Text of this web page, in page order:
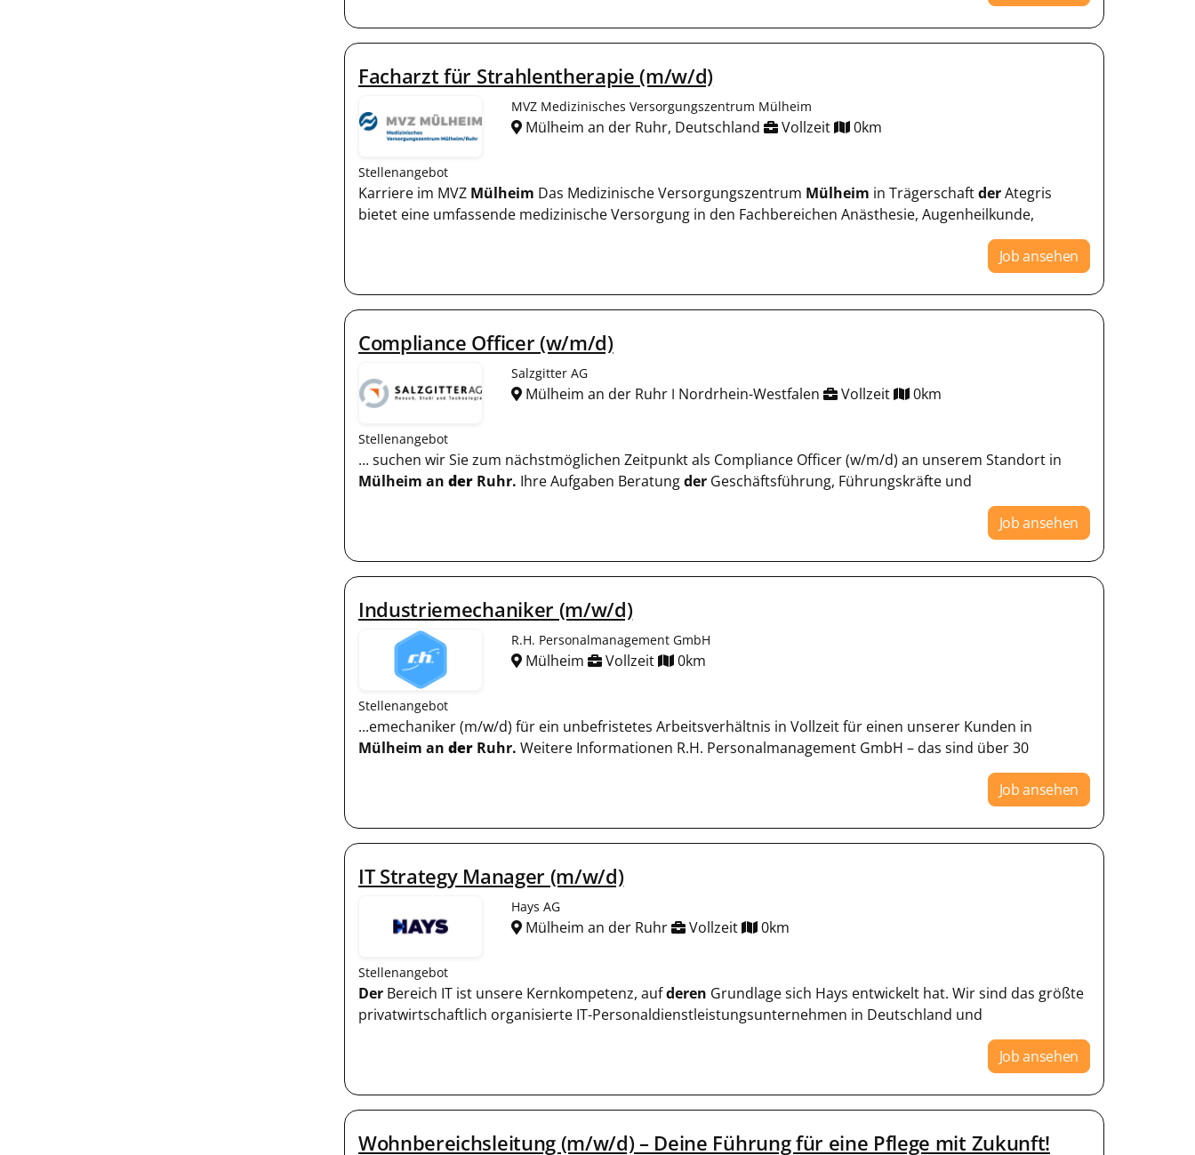
Facharzt für Strahlentherapie (m/w/d)
MVZ Medizinisches Versorgungszentrum Mülheim
Mülheim an der Ruhr, Deutschland Vollzeit 0km
Stellenangebot
Karriere im MVZ Mülheim Das Medizinische Versorgungszentrum Mülheim in TrägerschaftderAtegris
bietet eine umfassende medizinische Versorgung in den Fachbereichen Anästhesie, Augenheilkunde,
Job ansehen
Compliance Officer (w/m/d)
Salzgitter AG
Mülheim an der Ruhr ǀ Nordrhein-Westfalen Vollzeit 0km
Stellenangebot
... suchen wir Sie zum nächstmöglichen Zeitpunkt als Compliance Officer (w/m/d) an unserem Standort in
Mülheim an der Ruhr. Ihre Aufgaben Beratungder Geschäftsführung, Führungskräfte und
Job ansehen
Industriemechaniker (m/w/d)
R.H. Personalmanagement GmbH
Mülheim Vollzeit 0km
Stellenangebot
...emechaniker (m/w/d) für ein unbefristetes Arbeitsverhältnis in Vollzeit für einen unserer Kunden in
Mülheim an der Ruhr. Weitere Informationen R.H. Personalmanagement GmbH – das sind über 30
Job ansehen
IT Strategy Manager (m/w/d)
Hays AG
Mülheim an der Ruhr Vollzeit 0km
Stellenangebot
Der Bereich IT ist unsere Kernkompetenz, aufderen Grundlage sich Hays entwickelt hat. Wir sind das größte
privatwirtschaftlich organisierte IT-Personaldienstleistungsunternehmen in Deutschland und
Job ansehen
Wohnbereichsleitung (m/w/d) – Deine Führung für eine Pflege mit Zukunft!